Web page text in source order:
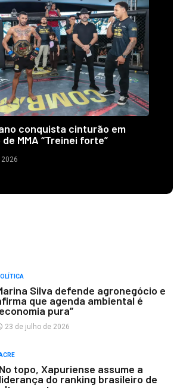
conquista cinturão em
MMA “Treinei forte”
Silva defende agronegócio e
que agenda ambiental é
pura”
23 de julho de 2026
No topo, Xapuriense assume a
liderança do ranking brasileiro de